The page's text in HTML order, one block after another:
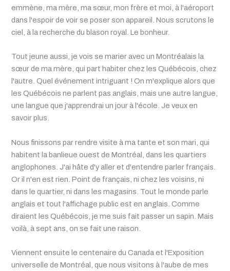
emmène, ma mère, ma sœur, mon frère et moi, à l'aéroport
dans l'espoir de voir se poser son appareil. Nous scrutons le
ciel, à la recherche du blason royal. Le bonheur.
Tout jeune aussi, je vois se marier avec un Montréalais la
sœur de ma mère, qui part habiter chez les Québécois, chez
l'autre. Quel événement intriguant ! On m'explique alors que
les Québécois ne parlent pas anglais, mais une autre langue,
une langue que j'apprendrai un jour à l'école. Je veux en
savoir plus.
Nous finissons par rendre visite à ma tante et son mari, qui
habitent la banlieue ouest de Montréal, dans les quartiers
anglophones. J'ai hâte d'y aller et d'entendre parler français.
Or il n'en est rien. Point de français, ni chez les voisins, ni
dans le quartier, ni dans les magasins. Tout le monde parle
anglais et tout l'affichage public est en anglais. Comme
diraient les Québécois, je me suis fait passer un sapin. Mais
voilà, à sept ans, on se fait une raison.
Viennent ensuite le centenaire du Canada et l'Exposition
universelle de Montréal, que nous visitons à l'aube de mes